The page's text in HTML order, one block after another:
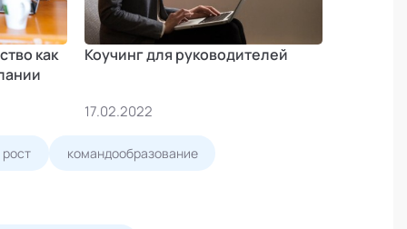
как
Коучинг для руководителей
17.02.2022
командообразование